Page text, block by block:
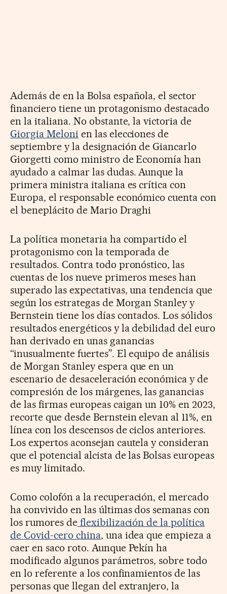
Además de en la Bolsa española, el sector
financiero tiene un protagonismo destacado
en la italiana. No obstante, la victoria de
Giorgia Meloni en las elecciones de
septiembre y la designación de Giancarlo
Giorgetti como ministro de Economía han
ayudado a calmar las dudas. Aunque la
primera ministra italiana es crítica con
Europa, el responsable económico cuenta con
el beneplácito de Mario Draghi
La política monetaria ha compartido el
protagonismo con la temporada de
resultados. Contra todo pronóstico, las
cuentas de los nueve primeros meses han
superado las expectativas, una tendencia que
según los estrategas de Morgan Stanley y
Bernstein tiene los días contados. Los sólidos
resultados energéticos y la debilidad del euro
han derivado en unas ganancias
“inusualmente fuertes”. El equipo de análisis
de Morgan Stanley espera que en un
escenario de desaceleración económica y de
compresión de los márgenes, las ganancias
de las firmas europeas caigan un 10% en 2023,
recorte que desde Bernstein elevan al 11%, en
línea con los descensos de ciclos anteriores.
Los expertos aconsejan cautela y consideran
que el potencial alcista de las Bolsas europeas
es muy limitado.
Como colofón a la recuperación, el mercado
ha convivido en las últimas dos semanas con
los rumores deflexibilización de la política
de Covid-cero china, una idea que empieza a
caer en saco roto. Aunque Pekín ha
modificado algunos parámetros, sobre todo
en lo referente a los confinamientos de las
personas que llegan del extranjero, la